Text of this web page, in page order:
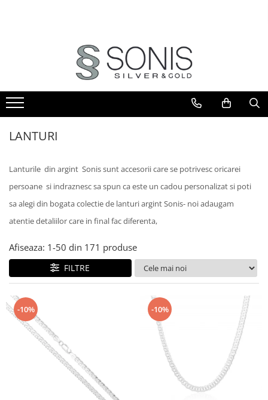
CEASURI
LANTURI
LANTURI CU PANDANTIV
BRATARI TIP ROZARIU
PANDANTIVE
PANDANTIVE TIP CRUCE
TALISMANE
BIJUTERII PENTRU COPII
INELE
PIERCING
SETURI BIJUTERII
ACE DE CRAVATA
BRATARI PENTRU PICIOR
PANDANTIVE TIP CRUCE
CERCEI
LANTURI
Lanturi pentru EA
BRATARI
Bratari pentru EA
Bratari pentru EL
BIJUTERII PENTRU COPII
INELE
BUTONI
BRATARA TIP ROZARIU
LANTURI TIP ROZARIU
ICOANE ORTODOXE
ICOANE CATOLICE
CRUCIFIXE
LANTURI
Lanturile din argint Sonis sunt accesorii care se potrivesc oricarei
persoane si indraznesc sa spun ca este un cadou personalizat si poti
sa alegi din bogata colectie de lanturi argint Sonis- noi adaugam
atentie detaliilor care in final fac diferenta,
Afiseaza: 1-50 din 171 produse
FILTRE
-10% -10%